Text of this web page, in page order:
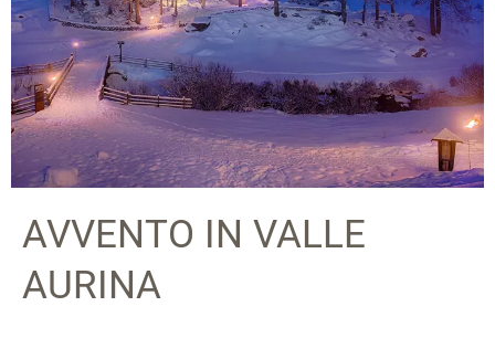
AVVENTO IN VALLE
AURINA